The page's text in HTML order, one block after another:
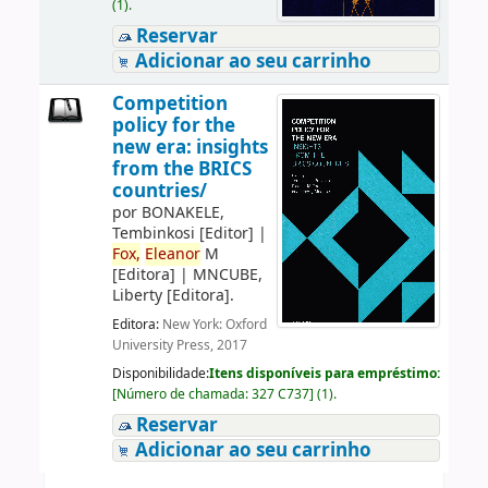
(1).
Reservar
Adicionar ao seu carrinho
Competition
policy for the
new era: insights
from the BRICS
countries/
por BONAKELE,
Tembinkosi [Editor] |
Fox, EleanorM
[Editora] | MNCUBE,
Liberty[Editora].
Editora: New York: Oxford
University Press, 2017
Disponibilidade:Itens disponíveis para empréstimo:
[Número de chamada:327 C737] (1).
Reservar
Adicionar ao seu carrinho